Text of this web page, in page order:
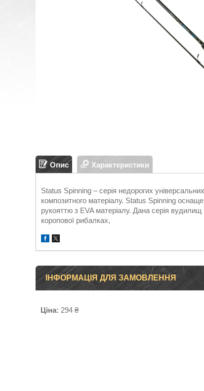
Опис Характеристики
Status Spinning – серія недорогих
композитного матеріалу. Status Spinning
рукояттю з EVA матеріалу. Дана серія вудилищ
коропової рибалках,
ІНФОРМАЦІЯ ДЛЯ ЗАМОВЛЕННЯ
Ціна: 294 ₴